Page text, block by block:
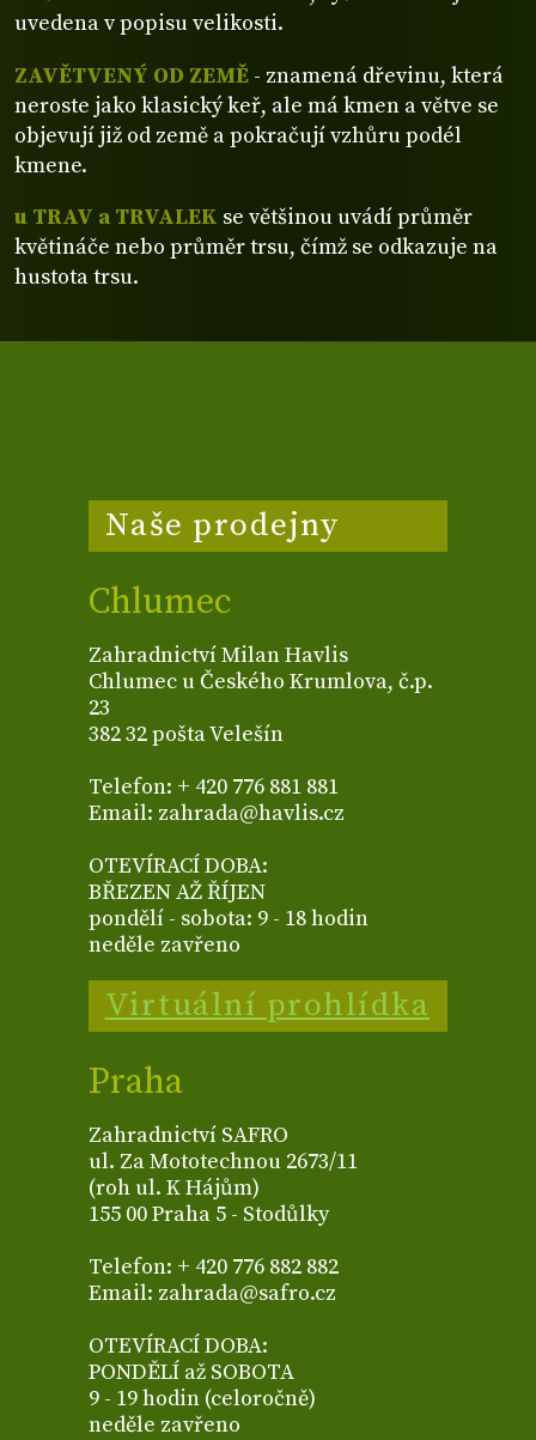
uvedena v popisu velikosti.
ZAVĚTVENÝ OD ZEMĚ - znamená dřevinu, která
neroste jako klasický keř, ale má kmen a větve se
objevují již od země a pokračují vzhůru podél
kmene.
u TRAV a TRVALEK se většinou uvádí průměr
květináče nebo průměr trsu, čímž se odkazuje na
hustota trsu.
Naše prodejny
Chlumec
Zahradnictví Milan Havlis
Chlumec u Českého Krumlova, č.p.
23
382 32 pošta Velešín
Telefon: + 420 776 881 881
Email: zahrada@havlis.cz
OTEVÍRACÍ DOBA:
BŘEZEN AŽ ŘÍJEN
pondělí - sobota: 9 - 18 hodin
neděle zavřeno
Virtuální prohlídka
Praha
Zahradnictví SAFRO
ul. Za Mototechnou 2673/11
(roh ul. K Hájům)
155 00 Praha 5 - Stodůlky
Telefon: + 420 776 882 882
Email: zahrada@safro.cz
OTEVÍRACÍ DOBA:
PONDĚLÍ až SOBOTA
9 - 19 hodin (celoročně)
neděle zavřeno